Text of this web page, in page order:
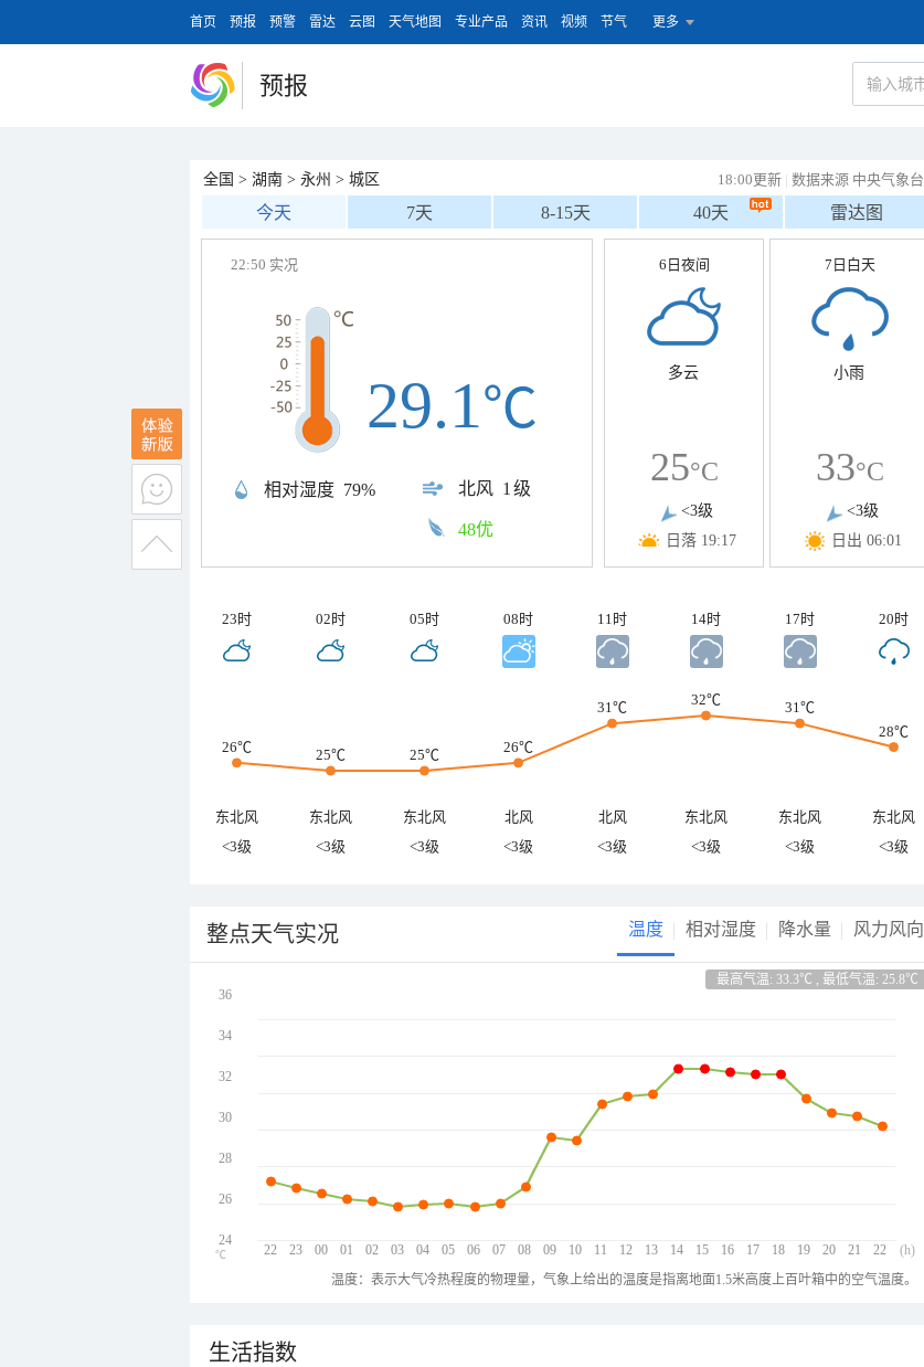
首页 预报 预警 雷达 云图 天气地图 专业产品 资讯 视频 节气 更多
预报
全国 > 湖南 > 永州 > 城区 18:00更新 | 数据来源 中央气象台
今天 7天 8-15天 40天 雷达图
22:50 实况
相对湿度 79% 北风 1级
29.1℃
48优
6日夜间
多云
25°C
<3级
日落 19:17
7日白天
小雨
33°C
<3级
日出 06:01
23时 02时 05时 08时 11时 14时 17时 20时
26℃ 25℃ 25℃ 26℃
31℃ 32℃
31℃
28℃
东北风 东北风 东北风 北风 北风 东北风 东北风
东北风
<3级
<3级 <3级 <3级 <3级 <3级 <3级 <3级
整点天气实况 温度 相对湿度 降水量 风力风向
最高气温: 33.3℃ , 最低气温: 25.8℃
22 23 00 01 02 03 04 05 06 07 08 09 10 11 12 13 14 15 16 17 18 19 20 21 22
36
34
32
30
28
26
24
(h)
℃
温度：表示大气冷热程度的物理量，气象上给出的温度是指离地面1.5米高度上百叶箱中的空气温度。
生活指数